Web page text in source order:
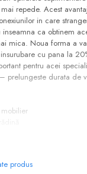
repede. Acest
in care
ca obtinem
mica. Noua forma a
cu pana la
pentru acei
prelungeste durata de
din lemn, benzi,
înșurubarea fără
produs